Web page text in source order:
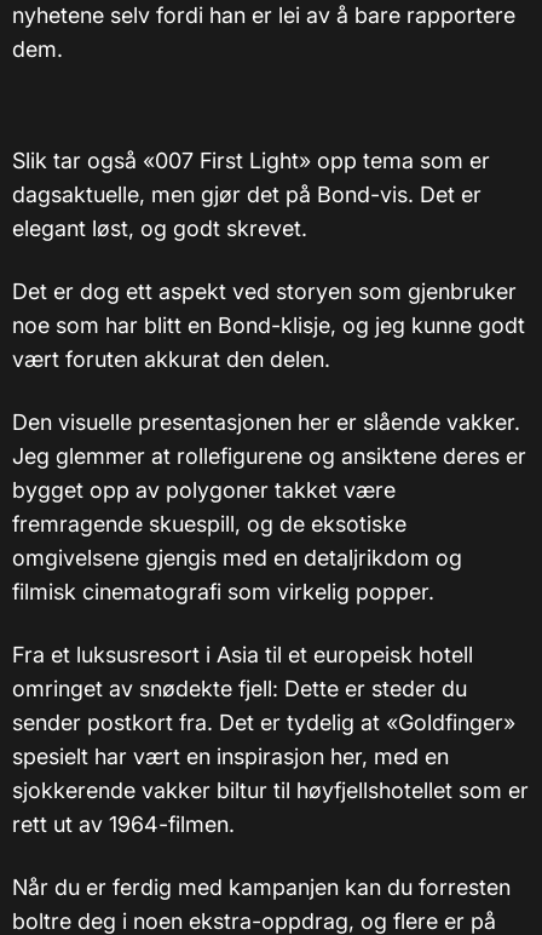
nyhetene selv fordi han er lei av å bare rapportere
dem.
Slik tar også «007 First Light» opp tema som er
dagsaktuelle, men gjør det på Bond-vis. Det er
elegant løst, og godt skrevet.
Det er dog ett aspekt ved storyen som gjenbruker
noe som har blitt en Bond-klisje, og jeg kunne godt
vært foruten akkurat den delen.
Den visuelle presentasjonen her er slående vakker.
Jeg glemmer at rollefigurene og ansiktene deres er
bygget opp av polygoner takket være
fremragende skuespill, og de eksotiske
omgivelsene gjengis med en detaljrikdom og
filmisk cinematografi som virkelig popper.
Fra et luksusresort i Asia til et europeisk hotell
omringet av snødekte fjell: Dette er steder du
sender postkort fra. Det er tydelig at «Goldfinger»
spesielt har vært en inspirasjon her, med en
sjokkerende vakker biltur til høyfjellshotellet som er
rett ut av 1964-filmen.
Når du er ferdig med kampanjen kan du forresten
boltre deg i noen ekstra-oppdrag, og flere er på